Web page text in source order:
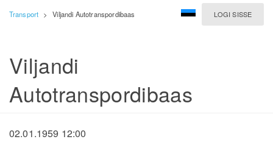
LOGI SISSE
Transport > Viljandi Autotranspordibaas
Viljandi
Autotranspordibaas
02.01.1959 12:00